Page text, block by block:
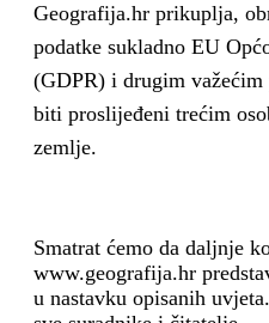
Geografija.hr prikuplja,
podatke sukladno EU
(GDPR) i drugim važećim
biti proslijeđeni trećim
zemlje.
Smatrat ćemo da daljnje
www.geografija.hr
u nastavku opisanih